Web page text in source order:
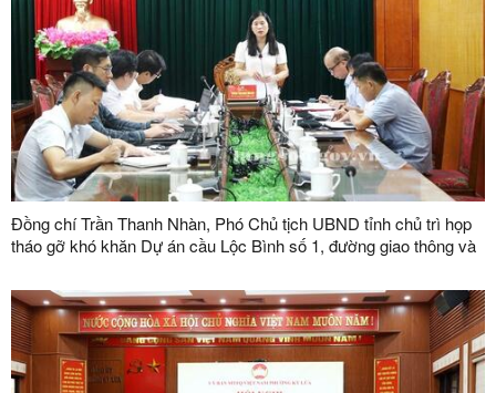
Đồng chí Trần Thanh Nhàn, Phó Chủ tịch UBND tỉnh chủ trì họp
tháo gỡ khó khăn Dự án cầu Lộc Bình số 1, đường giao thông và